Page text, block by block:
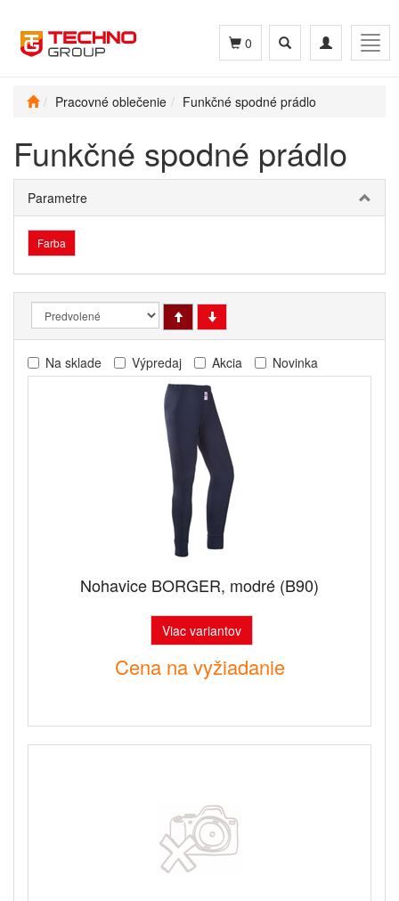
Toggle
navigation
Toggle
search
0
Pracovné oblečenie Funkčné spodné prádlo
Funkčné spodné prádlo
Parametre
Farba
Na sklade Výpredaj Akcia Novinka
Nohavice BORGER, modré (B90)
Viac variantov
Cena na vyžiadanie